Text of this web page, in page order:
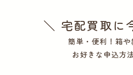
＼ 宅配買取に
簡単・便利！箱や
お好きな申込方